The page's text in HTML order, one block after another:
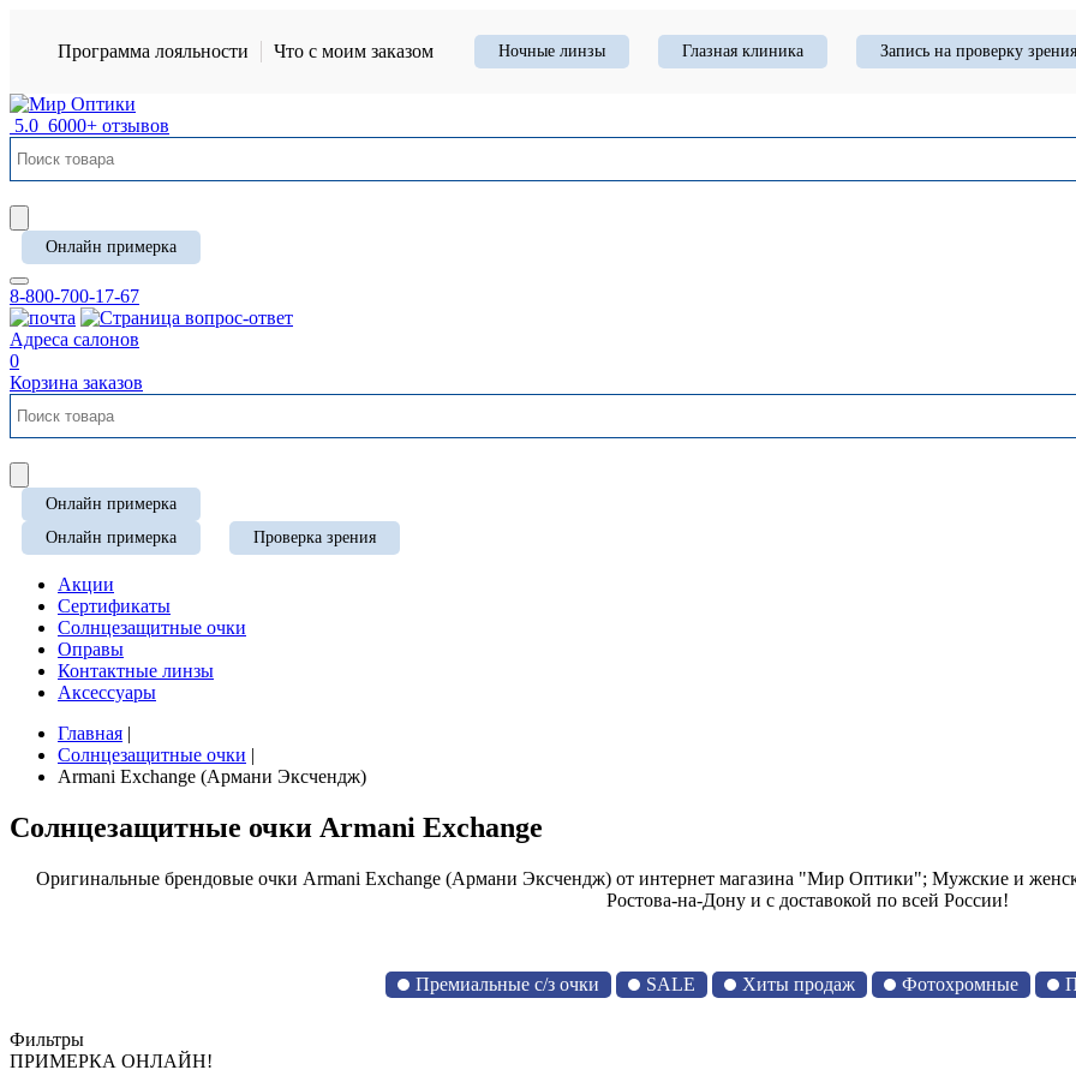
Программа лояльности Что с моим заказом Ночные линзы Глазная клиника Запись на проверку зрения
5.0 6000+ отзывов
Онлайн примерка
8-800-700-17-67
Адреса салонов
0
Корзина заказов
Онлайн примерка
Онлайн примерка
Проверка зрения
Акции
Сертификаты
Солнцезащитные очки
Оправы
Контактные линзы
Аксессуары
Главная |
Солнцезащитные очки |
Armani Exchange (Армани Эксчендж)
Солнцезащитные очки Armani Exchange
Оригинальные брендовые очки Armani Exchange (Армани Эксчендж) от интернет магазина "Мир Оптики"; Мужские и
Ростова-на-Дону и с доставокой по всей России!
Премиальные с/з очки SALE Хиты продаж Фотохромные
Фильтры
ПРИМЕРКА ОНЛАЙН!